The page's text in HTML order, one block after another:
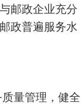
邮政企业充分
政普遍服务水
量管理，健全